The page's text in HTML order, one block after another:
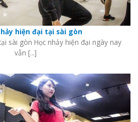
hiện đại tại sài gòn
sài gòn Học nhảy hiện đại ngày nay
vẫn [...]